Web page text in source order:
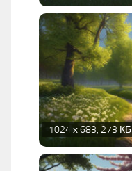
1024 х 683, 273 КБ